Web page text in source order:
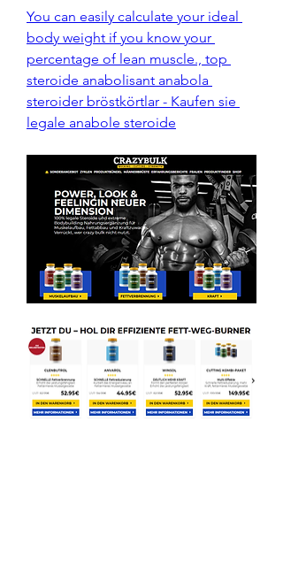
You can easily calculate your ideal
body weight if you know your
percentage of lean muscle., top
steroide anabolisant anabola
steroider bröstkörtlar - Kaufen sie
legale anabole steroide